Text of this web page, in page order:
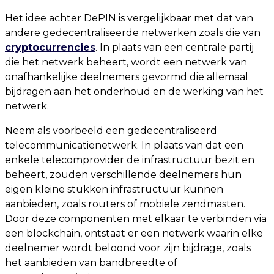
Het idee achter DePIN is vergelijkbaar met dat van
andere gedecentraliseerde netwerken zoals die van
cryptocurrencies. In plaats van een centrale partij
die het netwerk beheert, wordt een netwerk van
onafhankelijke deelnemers gevormd die allemaal
bijdragen aan het onderhoud en de werking van het
netwerk.
Neem als voorbeeld een gedecentraliseerd
telecommunicatienetwerk. In plaats van dat een
enkele telecomprovider de infrastructuur bezit en
beheert, zouden verschillende deelnemers hun
eigen kleine stukken infrastructuur kunnen
aanbieden, zoals routers of mobiele zendmasten.
Door deze componenten met elkaar te verbinden via
een blockchain, ontstaat er een netwerk waarin elke
deelnemer wordt beloond voor zijn bijdrage, zoals
het aanbieden van bandbreedte of